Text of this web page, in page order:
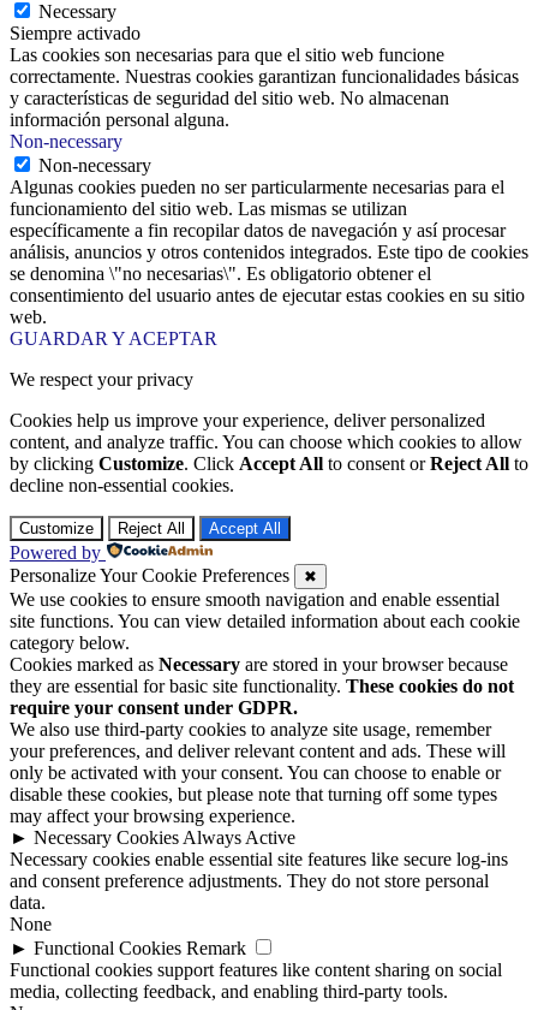
Necessary
Siempre activado
Las cookies son necesarias para que el sitio web funcione
correctamente. Nuestras cookies garantizan funcionalidades básicas
y características de seguridad del sitio web. No almacenan
información personal alguna.
Non-necessary
Non-necessary
Algunas cookies pueden no ser particularmente necesarias para el
funcionamiento del sitio web. Las mismas se utilizan
específicamente a fin recopilar datos de navegación y así procesar
análisis, anuncios y otros contenidos integrados. Este tipo de cookies
se denomina \"no necesarias\". Es obligatorio obtener el
consentimiento del usuario antes de ejecutar estas cookies en su sitio
web.
GUARDAR Y ACEPTAR
We respect your privacy
Cookies help us improve your experience, deliver personalized
content, and analyze traffic. You can choose which cookies to allow
by clicking Customize. Click Accept All to consent orReject All to
decline non-essential cookies.
Customize Reject All Accept All
Powered by
Personalize Your Cookie Preferences
✖
We use cookies to ensure smooth navigation and enable essential
site functions. You can view detailed information about each cookie
category below.
Cookies marked as Necessary are stored in your browser because
they are essential for basic site functionality. These cookies do not
require your consent under GDPR.
We also use third-party cookies to analyze site usage, remember
your preferences, and deliver relevant content and ads. These will
only be activated with your consent. You can choose to enable or
disable these cookies, but please note that turning off some types
may affect your browsing experience.
► Necessary Cookies Always Active
Necessary cookies enable essential site features like secure log-ins
and consent preference adjustments. They do not store personal
data.
None
► Functional Cookies Remark
Functional cookies support features like content sharing on social
media, collecting feedback, and enabling third-party tools.